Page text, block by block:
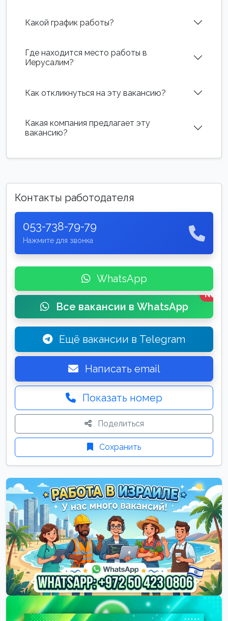
Какой график работы?
Где находится место работы в
Иерусалим?
Как откликнуться на эту вакансию?
Какая компания предлагает эту
вакансию?
Контакты работодателя
053-738-79-79
Нажмите для звонка
WhatsApp
Все вакансии в WhatsApp
New
Ещё вакансии в Telegram
Написать email
Показать номер
Поделиться
Сохранить